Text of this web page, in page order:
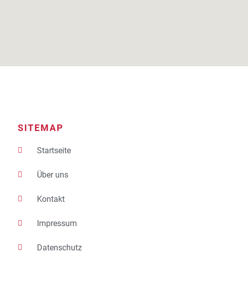
SITEMAP
Startseite
Über uns
Kontakt
Impressum
Datenschutz